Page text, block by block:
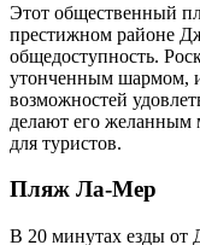
Этот общественный
престижном районе
общедоступность.
утонченным шармом,
возможностей
делают его желанным
для туристов.
Пляж Ла-Мер
В 20 минутах езды от